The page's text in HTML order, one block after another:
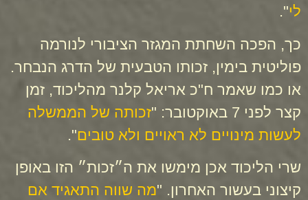
לי".
כך, הפכה השחתת המגזר הציבורי לנורמה
פוליטית בימין, זכותו הטבעית של הדרג הנבחר.
או כמו שאמר ח"כ אריאל קלנר מהליכוד, זמן
קצר לפני 7 באוקטובר: "
זכותה של הממשלה
לעשות מינויים לא ראויים ולא טובים".
שרי הליכוד אכן מימשו את ה״זכות״ הזו באופן
קיצוני בעשור האחרון. "מה שווה התאגיד אם